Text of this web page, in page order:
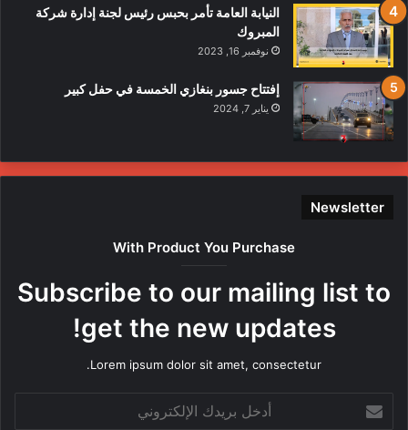
النيابة العامة تأمر بحبس رئيس لجنة إدارة شركة
المبروك
نوفمبر 16, 2023
إفتتاح جسور بنغازي الخمسة في حفل كبير
يناير 7, 2024
Newsletter
With Product You Purchase
Subscribe to our mailing list to
get the new updates!
Lorem ipsum dolor sit amet, consectetur.
بريدك